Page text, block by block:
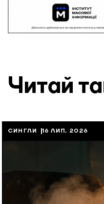
Читай
СИНГЛИ 16 ЛИП, 2026